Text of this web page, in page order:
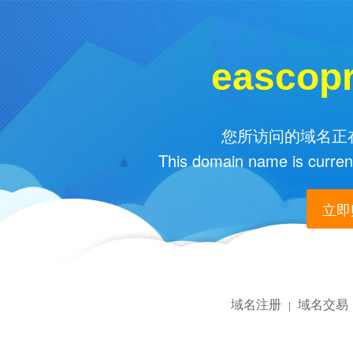
您所访问的域名
This domain name is
立
域名注册 | 域名交易